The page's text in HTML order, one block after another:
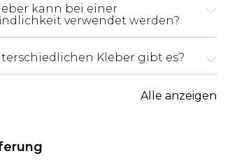
kann bei einer
verwendet werden?
Kleber gibt es?
Alle anzeigen